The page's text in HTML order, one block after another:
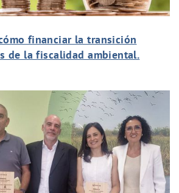
financiar la transición
de la fiscalidad ambiental.